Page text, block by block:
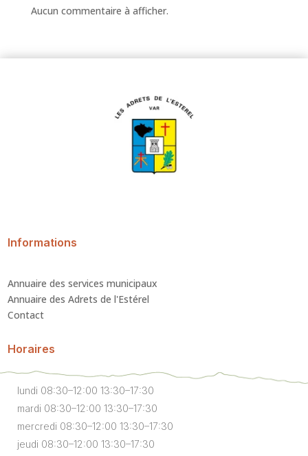
Aucun commentaire à afficher.
Informations
Annuaire des services municipaux
Annuaire des Adrets de l'Estérel
Contact
Horaires
lundi 08:30–12:00 13:30–17:30
mardi 08:30–12:00 13:30–17:30
mercredi 08:30–12:00 13:30–17:30
jeudi 08:30–12:00 13:30–17:30